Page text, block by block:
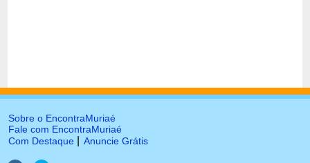
Sobre o EncontraMuriaé
Fale com EncontraMuriaé
Com Destaque
Anuncie Grátis